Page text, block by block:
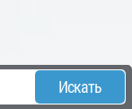
Искать